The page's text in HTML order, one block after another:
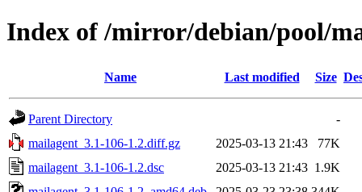
Index of /mirror/debian/pool/
Name Last modified Size
Parent Directory
-
mailagent_3.1-106-1.2.diff.gz
2025-03-13 21:43
77K
mailagent_3.1-106-1.2.dsc
2025-03-13 21:43 1.9K